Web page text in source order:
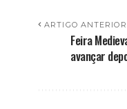
ARTIGO ANTERIOR
Feira
avançar